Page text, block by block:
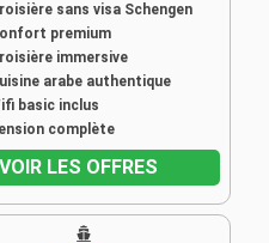
sans visa Schengen
premium
immersive
arabe authentique
basic inclus
complète
VOIR LES OFFRES